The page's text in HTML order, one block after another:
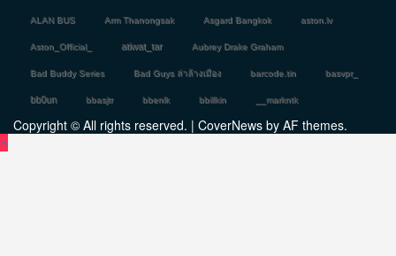
ALAN BUS Arm Thanongsak Asgard Bangkok aston.lv
Aston_Official_ atiwat_tar Aubrey Drake Graham
Bad Buddy Series Bad Guys ล่าล้างเมือง barcode.tin basvpr_
bb0un bbasjtr bbenlk bbillkin __markntk
Copyright © All rights reserved. | CoverNews by AF themes.